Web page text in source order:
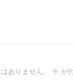
ありません。 ※ が